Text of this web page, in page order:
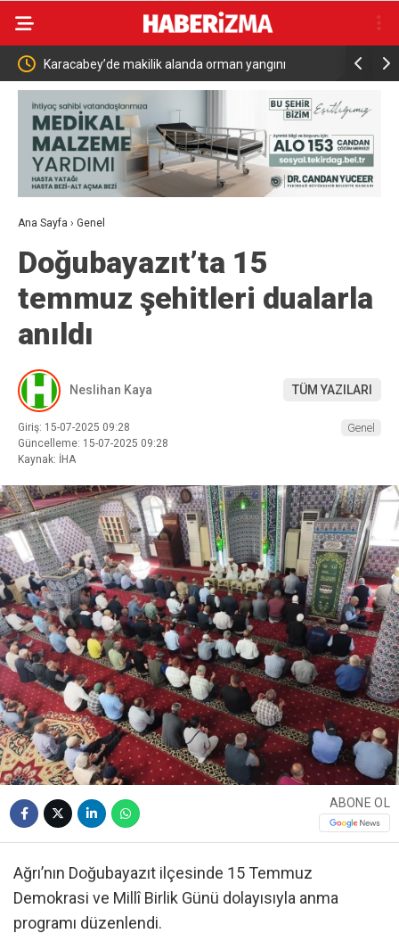
Karacabey’de makilik alanda orman yangını Tilki,
Ana Sayfa › Genel
Doğubayazıt’ta 15
temmuz şehitleri dualarla
anıldı
Neslihan Kaya TÜM YAZILARI
Giriş: 15-07-2025 09:28
Güncelleme: 15-07-2025 09:28
Kaynak: İHA
Genel
ABONE OL
Ağrı’nın Doğubayazıt ilçesinde 15 Temmuz
Demokrasi ve Millî Birlik Günü dolayısıyla anma
programı düzenlendi.